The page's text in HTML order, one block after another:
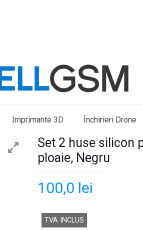
Imprimante 3D Închirieri Drone
Set 2 huse silicon
ploaie, Negru
100,0 lei
TVA INCLUS